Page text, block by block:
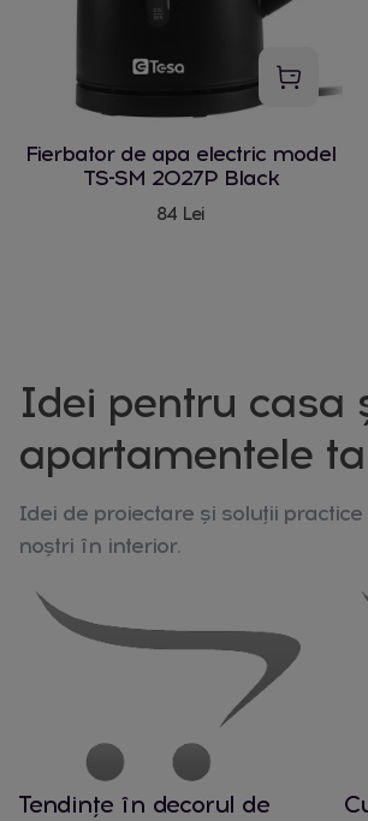
Fierbator de apa electric model
TS-SM 2027P Black
84 Lei
Idei pentru casa
apartamentele
Idei de proiectare și soluții
noștri în interior.
Tendințe în decorul de